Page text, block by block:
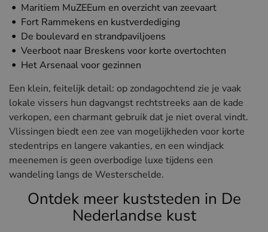
Maritiem MuZEEum en overzicht van zeevaart
Fort Rammekens en kustverdediging
De boulevard en strandpaviljoens
Veerboot naar Breskens voor korte overtochten
Het Arsenaal voor gezinnen
Een klein, feitelijk detail: op zondagochtend zie je vaak
lokale vissers hun dagvangst rechtstreeks aan de kade
verkopen, een charmant gebruik dat je niet overal vindt.
Vlissingen biedt een zee van mogelijkheden voor korte
stedentrips en langere vakanties, en een windjack
meenemen is geen overbodige luxe tijdens een
wandeling langs de Westerschelde.
Ontdek meer kuststeden in De
Nederlandse kust